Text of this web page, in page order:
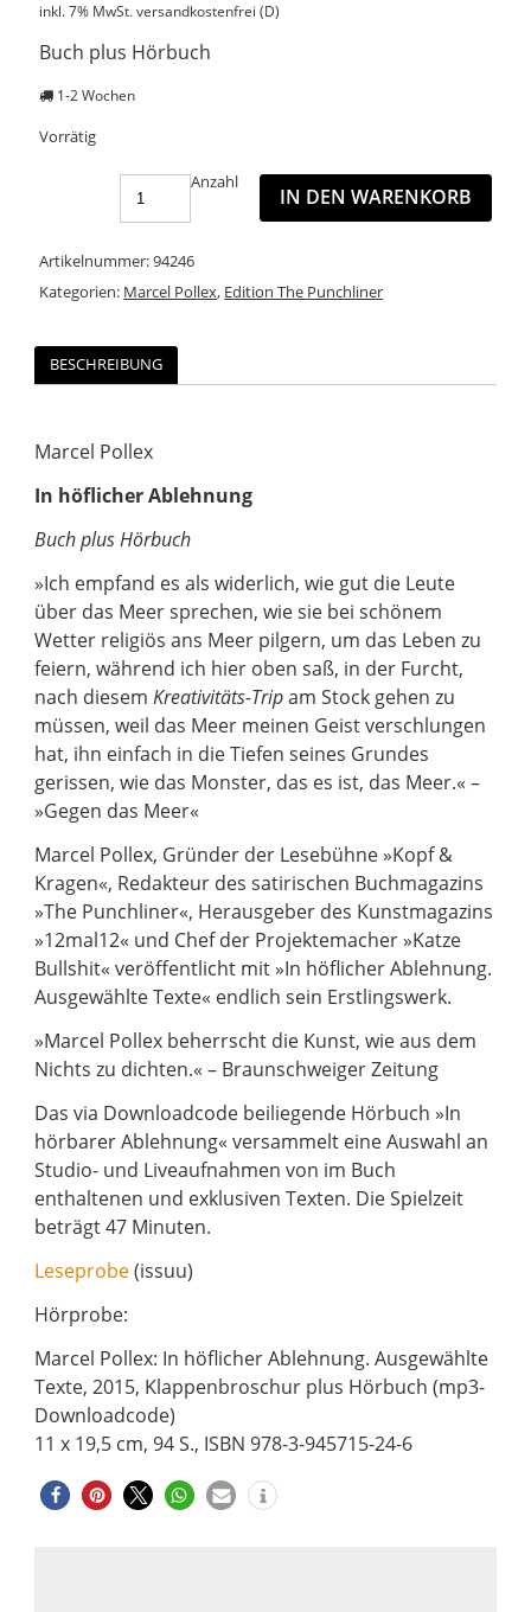
inkl. 7% MwSt. versandkostenfrei (D)
Buch plus Hörbuch
1-2 Wochen
Vorrätig
Anzahl
IN DEN WARENKORB
Artikelnummer:94246
Kategorien: Marcel Pollex, Edition The Punchliner
BESCHREIBUNG
Marcel Pollex
In höflicher Ablehnung
Buch plus Hörbuch
»Ich empfand es als widerlich, wie gut die Leute
über das Meer sprechen, wie sie bei schönem
Wetter religiös ans Meer pilgern, um das Leben zu
feiern, während ich hier oben saß, in der Furcht,
nach diesemKreativitäts-Tripam Stock gehen zu
müssen, weil das Meer meinen Geist verschlungen
hat, ihn einfach in die Tiefen seines Grundes
gerissen, wie das Monster, das es ist, das Meer.« –
»Gegen das Meer«
Marcel Pollex, Gründer der Lesebühne »Kopf &
Kragen«, Redakteur des satirischen Buchmagazins
»The Punchliner«, Herausgeber des Kunstmagazins
»12mal12« und Chef der Projektemacher »Katze
Bullshit« veröffentlicht mit »In höflicher Ablehnung.
Ausgewählte Texte« endlich sein Erstlingswerk.
»Marcel Pollex beherrscht die Kunst, wie aus dem
Nichts zu dichten.« – Braunschweiger Zeitung
Das via Downloadcode beiliegende Hörbuch »In
hörbarer Ablehnung« versammelt eine Auswahl an
Studio- und Liveaufnahmen von im Buch
enthaltenen und exklusiven Texten. Die Spielzeit
beträgt 47 Minuten.
Leseprobe(issuu)
Hörprobe:
Marcel Pollex: In höflicher Ablehnung. Ausgewählte
Texte, 2015, Klappenbroschur plus Hörbuch (mp3-
Downloadcode)
11 x 19,5 cm, 94 S., ISBN 978-3-945715-24-6